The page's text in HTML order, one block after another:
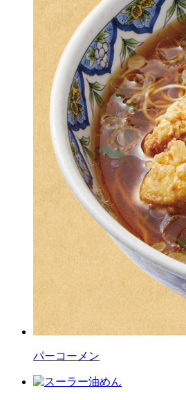
パーコーメン